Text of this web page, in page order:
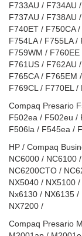
F733AU / F734AU
F737AU / F738AU
F740ET / F750CA
F754LA / F755LA /
F759WM /
F761US / F762AU
F765CA / F765EM
F769CL / F770EL
Compaq Presario
F502ea / F502eu /
F506la / F545ea /
HP / Compaq
NC6000 / NC6100
NC6200CTO /
NX5040 / NX5100
Nx6130 / NX6135
NX7200 /
Compaq Presario